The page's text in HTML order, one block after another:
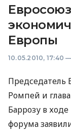
Европы
10.05.2010, 17:40 —
Председатель
Ромпей и
Баррозу в
форума